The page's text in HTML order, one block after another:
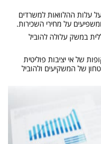
עלות ההלוואות למשרדים
על מחירי השכירות.
במשק עלולה להוביל
של אי יציבות פוליטית
של המשקיעים ולהוביל